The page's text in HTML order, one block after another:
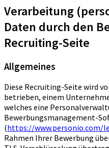
Verarbeitung
Daten durch den
Recruiting-Seite
Allgemeines
Diese Recruiting-Seite wird
betrieben, einem
welches eine
Bewerbungsmanagement-
(https://www.personio.com/
Rahmen Ihrer Bewerbung